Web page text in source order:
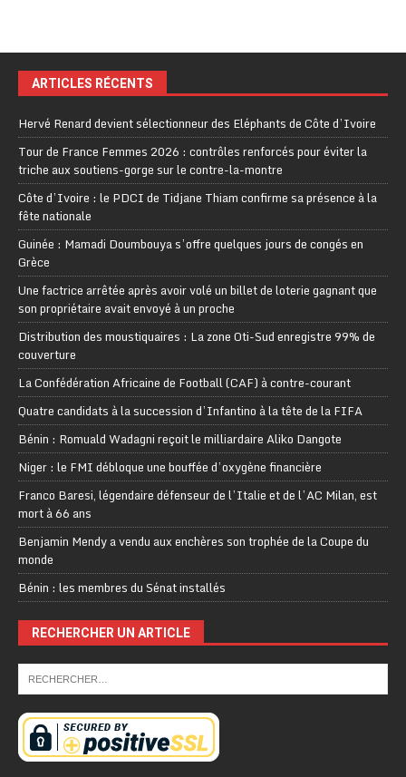
ARTICLES RÉCENTS
Hervé Renard devient sélectionneur des Eléphants de Côte d’Ivoire
Tour de France Femmes 2026 : contrôles renforcés pour éviter la
triche aux soutiens-gorge sur le contre-la-montre
Côte d’Ivoire : le PDCI de Tidjane Thiam confirme sa présence à la
fête nationale
Guinée : Mamadi Doumbouya s’offre quelques jours de congés en
Grèce
Une factrice arrêtée après avoir volé un billet de loterie gagnant que
son propriétaire avait envoyé à un proche
Distribution des moustiquaires : La zone Oti-Sud enregistre 99% de
couverture
La Confédération Africaine de Football (CAF) à contre-courant
Quatre candidats à la succession d’Infantino à la tête de la FIFA
Bénin : Romuald Wadagni reçoit le milliardaire Aliko Dangote
Niger : le FMI débloque une bouffée d’oxygène financière
Franco Baresi, légendaire défenseur de l’Italie et de l’AC Milan, est
mort à 66 ans
Benjamin Mendy a vendu aux enchères son trophée de la Coupe du
monde
Bénin : les membres du Sénat installés
RECHERCHER UN ARTICLE